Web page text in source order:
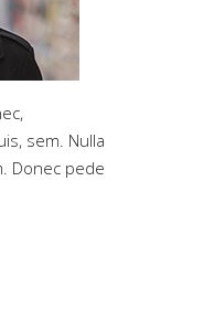
sem. Nulla
Donec pede